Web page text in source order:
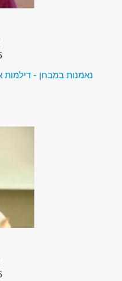
נאמנות במבחן - דילמות